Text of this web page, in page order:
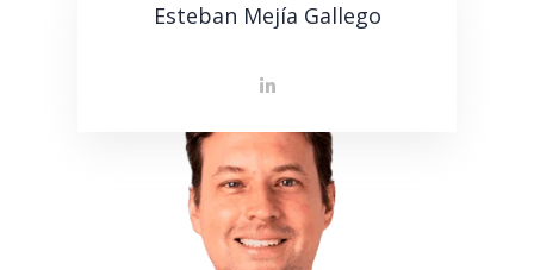
Esteban Mejía Gallego